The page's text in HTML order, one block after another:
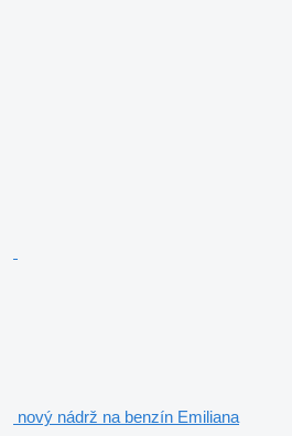
nový nádrž na benzín Emiliana